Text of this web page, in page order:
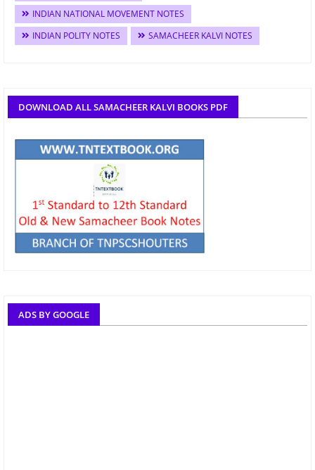
INDIAN NATIONAL MOVEMENT NOTES
INDIAN POLITY NOTES
SAMACHEER KALVI NOTES
DOWNLOAD ALL SAMACHEER KALVI BOOKS PDF
ADS BY GOOGLE